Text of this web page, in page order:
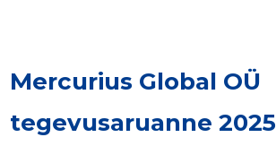
Mercurius Global OÜ
tegevusaruanne 2025